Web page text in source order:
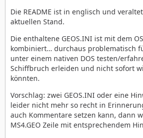
Die README ist in englisch und
aktuellen Stand.
Die enthaltene GEOS.INI ist mit dem
kombiniert… durchaus problematisch
unter einem nativen DOS testen/
Schiffbruch erleiden und nicht sofort
könnten.
Vorschlag: zwei GEOS.INI oder eine
leider nicht mehr so recht in
auch Kommentare setzen kann, dann
MS4.GEO Zeile mit entsprechendem